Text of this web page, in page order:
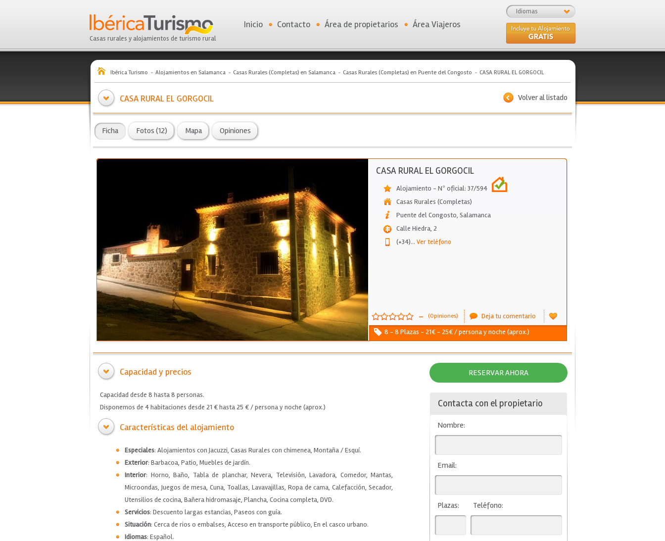
Casas rurales y alojamientos de turismo rural
Idiomas
Inicio Contacto Área de propietarios Área Viajeros
Ibérica Turismo Alojamientos en Salamanca Casas Rurales (Completas) en Salamanca Casas Rurales (Completas) en Puente del Congosto CASA RURAL EL GORGOCIL
Volver al listado
CASA RURAL EL GORGOCIL
Ficha Fotos (12) Mapa Opiniones
CASA RURAL EL GORGOCIL
Alojamiento - Nº oficial: 37/594
Casas Rurales (Completas)
Puente del Congosto, Salamanca
Calle Hiedra, 2
(+34)... Ver teléfono
- (Opiniones)
Deja tu comentario
8 - 8 Plazas - 21€ - 25€ / persona y noche (aprox.)
Capacidad y precios
Capacidad desde 8 hasta 8 personas.
Disponemos de 4 habitaciones desde 21 € hasta 25 € / persona y noche (aprox.)
Características del alojamiento
Especiales: Alojamientos con Jacuzzi, Casas Rurales con chimenea, Montaña / Esquí.
Exterior: Barbacoa, Patio, Muebles de jardín.
Interior: Horno, Baño, Tabla de planchar, Nevera, Televisión, Lavadora, Comedor, Mantas,
Microondas, Juegos de mesa, Cuna, Toallas, Lavavajillas, Ropa de cama, Calefacción, Secador,
Utensilios de cocina, Bañera hidromasaje, Plancha, Cocina completa, DVD.
Servicios: Descuento largas estancias, Paseos con guía.
Situación: Cerca de rios o embalses, Acceso en transporte público, En el casco urbano.
Idiomas: Español.
RESERVAR AHORA
Contacta con el propietario
Nombre:
Email:
Plazas: Teléfono: